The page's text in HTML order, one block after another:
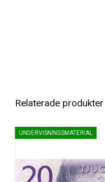
Relaterade produkter
UNDERVISNINGSMATERIAL